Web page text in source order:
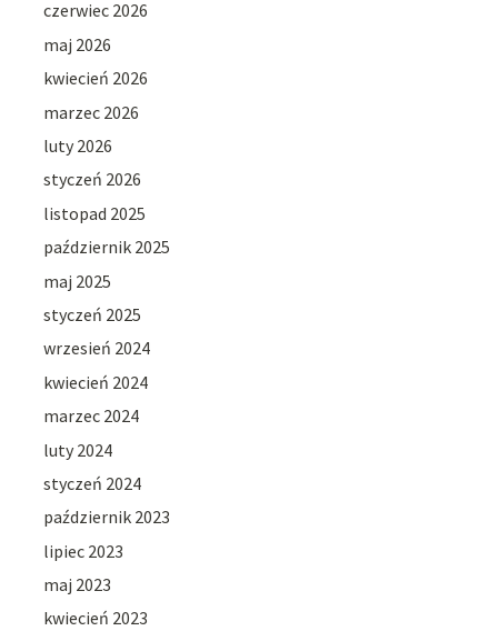
czerwiec 2026
maj 2026
kwiecień 2026
marzec 2026
luty 2026
styczeń 2026
listopad 2025
październik 2025
maj 2025
styczeń 2025
wrzesień 2024
kwiecień 2024
marzec 2024
luty 2024
styczeń 2024
październik 2023
lipiec 2023
maj 2023
kwiecień 2023